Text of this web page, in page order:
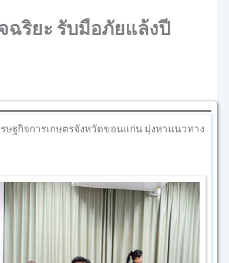
ริยะ รับมือภัยแล้งปี
ฐกิจการเกษตรจังหวัดขอนแก่น มุ่งหาแนวทาง